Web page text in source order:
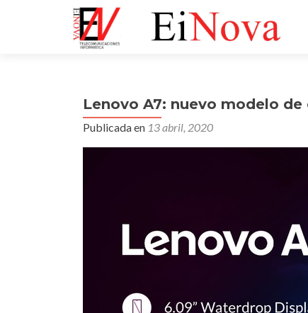
Lenovo A7: nuevo modelo
Publicada en 13 abril, 2020